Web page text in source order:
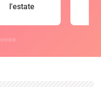
l'estate